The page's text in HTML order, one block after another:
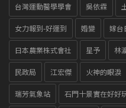
台灣運動醫學學會 吳依霖
女力報到-好運到 婚變 嫁台
日本農業株式會社 星予 林
民政局 江宏傑 火神的眼淚
瑞芳氣象站 石門十景實在好好